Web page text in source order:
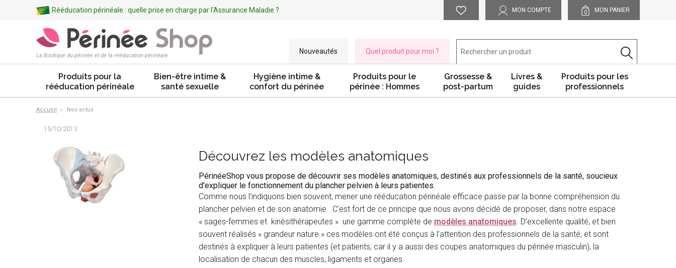
Rééducation périnéale : quelle prise en charge par l'Assurance Maladie ? MON COMPTE 0 MON PANIER
La Boutique du périnée et de la rééducation périnéale
Nouveautés Quel produit pour moi ?
Produits pour la
rééducation périnéale
Bien-être intime &
santé sexuelle
Hygiène intime &
confort du périnée
Produits pour le
périnée : Hommes
Grossesse &
post-partum
Livres &
guides
Produits pour les
professionnels
Accueil Nos actus
15/10/2013
Découvrez les modèles anatomiques
PérinéeShop vous propose de découvrir ses modèles anatomiques, destinés aux professionnels de la santé, soucieux
d'expliquer le fonctionnement du plancher pelvien à leurs patientes.
Comme nous l’indiquons bien souvent, mener une rééducation périnéale efficace passe par la bonne compréhension du
plancher pelvien et de son anatomie. C’est fort de ce principe que nous avons décidé de proposer, dans notre espace
« sages-femmes et kinésithérapeutes » une gamme complète de modèles anatomiques. D’excellente qualité, et bien
souvent réalisés « grandeur nature » ces modèles ont été conçus à l’attention des professionnels de la santé, et sont
destinés à expliquer à leurs patientes (et patients, car il y a aussi des coupes anatomiques du périnée masculin), la
localisation de chacun des muscles, ligaments et organes.